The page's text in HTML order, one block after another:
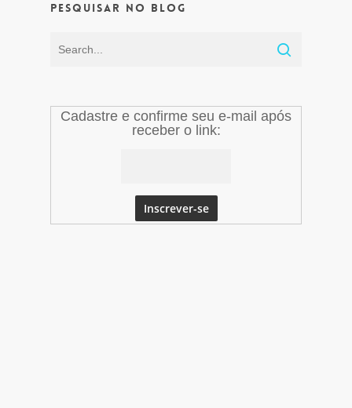
Pesquisar no Blog
Cadastre e confirme seu e-mail após
receber o link: